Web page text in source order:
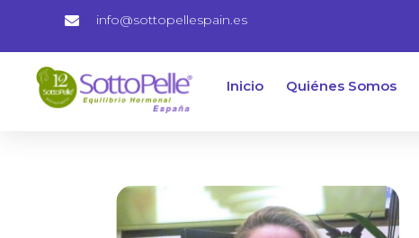
info@sottopellespain.es
Inicio Quiénes Somos